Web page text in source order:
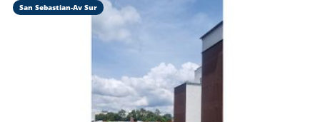
San Sebastian-Av Sur